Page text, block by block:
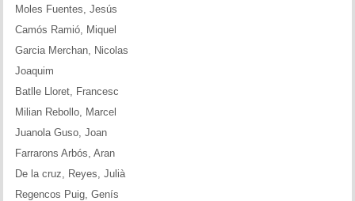
Tàctica
Altres tornejos
Moles Fuentes, Jesús
Camós Ramió, Miquel
Garcia Merchan, Nicolas
Joaquim
Batlle Lloret, Francesc
Milian Rebollo, Marcel
Juanola Guso, Joan
Farrarons Arbós, Aran
De la cruz, Reyes, Julià
Regencos Puig, Genís